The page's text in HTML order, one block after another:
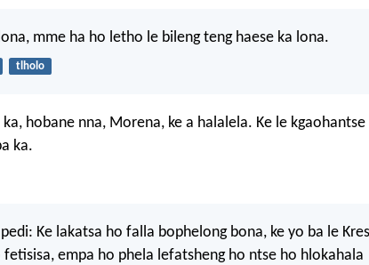
mme ha ho letho le bileng teng haese ka lona.
tlholo
hobane nna, Morena, ke a halalela. Ke le kgaohantse
ka.
Ke lakatsa ho falla bophelong bona, ke yo ba le
empa ho phela lefatsheng ho ntse ho hlokahala